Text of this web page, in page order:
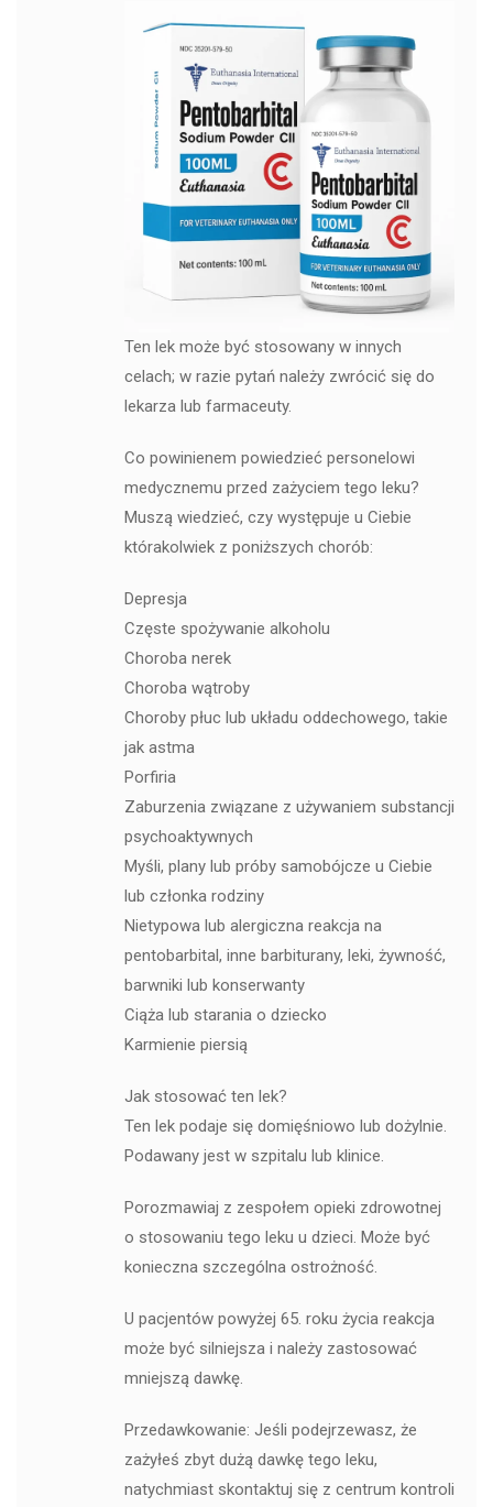
Ten lek może być stosowany w innych
celach; w razie pytań należy zwrócić się do
lekarza lub farmaceuty.
Co powinienem powiedzieć personelowi
medycznemu przed zażyciem tego leku?
Muszą wiedzieć, czy występuje u Ciebie
którakolwiek z poniższych chorób:
Depresja
Częste spożywanie alkoholu
Choroba nerek
Choroba wątroby
Choroby płuc lub układu oddechowego, takie
jak astma
Porfiria
Zaburzenia związane z używaniem substancji
psychoaktywnych
Myśli, plany lub próby samobójcze u Ciebie
lub członka rodziny
Nietypowa lub alergiczna reakcja na
pentobarbital, inne barbiturany, leki, żywność,
barwniki lub konserwanty
Ciąża lub starania o dziecko
Karmienie piersią
Jak stosować ten lek?
Ten lek podaje się domięśniowo lub dożylnie.
Podawany jest w szpitalu lub klinice.
Porozmawiaj z zespołem opieki zdrowotnej
o stosowaniu tego leku u dzieci. Może być
konieczna szczególna ostrożność.
U pacjentów powyżej 65. roku życia reakcja
może być silniejsza i należy zastosować
mniejszą dawkę.
Przedawkowanie: Jeśli podejrzewasz, że
zażyłeś zbyt dużą dawkę tego leku,
natychmiast skontaktuj się z centrum kontroli